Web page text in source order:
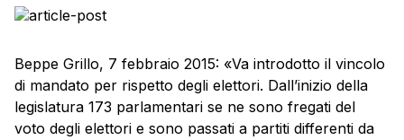
Beppe Grillo, 7 febbraio 2015: «Va introdotto il vincolo
di mandato per rispetto degli elettori. Dall’inizio della
legislatura 173 parlamentari se ne sono fregati del
voto degli elettori e sono passati a partiti differenti da